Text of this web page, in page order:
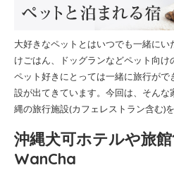
大好きなペットとはいつでも一緒に
けごはん、ドッグランなどペット向け
ペット好きにとっては一緒に旅行が
設が出てきています。今回は、そん
縄の旅行施設(カフェレストラン含む)
沖縄犬可ホテルや旅
WanCha